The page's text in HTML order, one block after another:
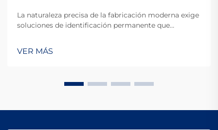
La naturaleza precisa de la fabricación moderna exige
soluciones de identificación permanente que
una amplia variedad de materiales y aplicaciones. El
marcado láser se ha consolidado como la tecnología
VER MÁS